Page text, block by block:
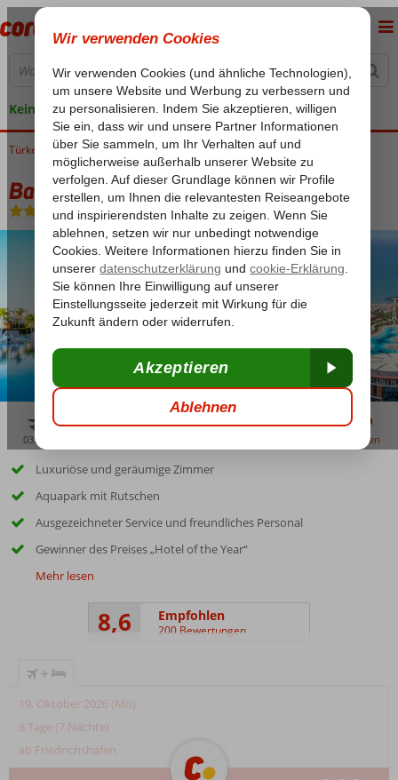
Keine versteckten Kosten
Home
Türkei Türkische Riviera Antalya Lara Baia Lara
Baia Lara
Ultra All Inclusive-Hotel
03:45 merken
Luxuriöse und geräumige Zimmer
Aquapark mit Rutschen
Ausgezeichneter Service und freundliches Personal
Gewinner des Preises „Hotel of the Year“
Mehr lesen
8,6 Empfohlen
200 Bewertungen
+
19. Oktober 2026 (Mo)
8 Tage (7 Nächte)
ab Friedrichshafen